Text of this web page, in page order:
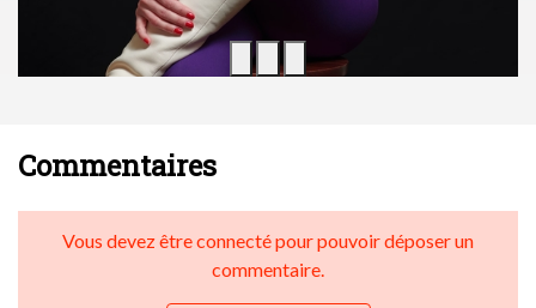
Commentaires
Vous devez être connecté pour pouvoir déposer un
commentaire.